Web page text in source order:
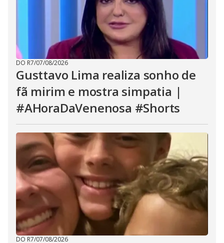
DO R7/07/08/2026
Gusttavo Lima realiza sonho de
fã mirim e mostra simpatia |
#AHoraDaVenenosa #Shorts
DO R7/07/08/2026